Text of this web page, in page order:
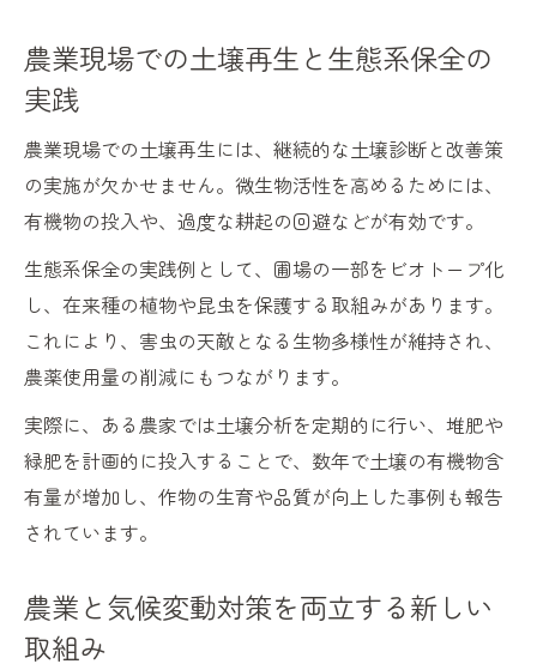
農業現場での土壌再生と生態系保全の
実践
農業現場での土壌再生には、継続的な土壌診断と改善策
の実施が欠かせません。微生物活性を高めるためには、
有機物の投入や、過度な耕起の回避などが有効です。
生態系保全の実践例として、圃場の一部をビオトープ化
し、在来種の植物や昆虫を保護する取組みがあります。
これにより、害虫の天敵となる生物多様性が維持され、
農薬使用量の削減にもつながります。
実際に、ある農家では土壌分析を定期的に行い、堆肥や
緑肥を計画的に投入することで、数年で土壌の有機物含
有量が増加し、作物の生育や品質が向上した事例も報告
されています。
農業と気候変動対策を両立する新しい
取組み